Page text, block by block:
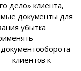
дело» клиента,
документы для
убытка
— клиентов к